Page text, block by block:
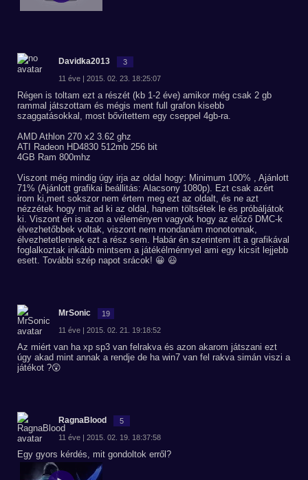
Davidka2013 3
11 éve | 2015. 02. 23. 18:25:07
Régen is toltam ezt a részét (kb 1-2 éve) amikor még csak 2 gb
rammal játszottam és mégis ment full grafon kisebb
szaggatásokkal, most bővitettem egy cseppel 4gb-ra.
AMD Athlon 270 x2 3.62 ghz
ATI Radeon HD4830 512mb 256 bit
4GB Ram 800mhz
Viszont még mindig úgy irja az oldal hogy: Minimum 100% , Ajánlott
71% (Ajánlott grafikai beállitás: Alacsony 1080p). Ezt csak azért
irom ki,mert sokszor nem értem meg ezt az oldalt, és ne azt
nézzétek hogy mit ad ki az oldal, hanem töltsétek le és próbáljátok
ki. Viszont én is azon a véleményen vagyok hogy az előző DMC-k
élvezhetőbbek voltak, viszont nem mondanám monotonnak,
élvezhetetlennek ezt a rész sem. Habár én szerintem itt a grafikával
foglalkoztak inkább mintsem a játékélménnyel ami egy kicsit lejjebb
esett. További szép napot srácok! 😀 😃
MrSonic 19
11 éve | 2015. 02. 21. 19:18:52
Az miért van ha xp sp3 van felrakva és azon akarom játszani ezt
úgy akad mint annak a rendje de ha win7 van fel rakva simán viszi a
játékot ?😲
RagnaBlood 5
11 éve | 2015. 02. 19. 18:37:58
Egy gyors kérdés, mit gondoltok erről?